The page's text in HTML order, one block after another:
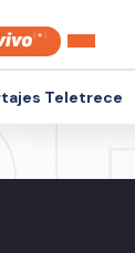
Teletrece